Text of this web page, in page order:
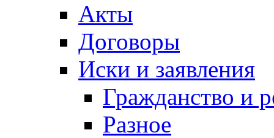
Акты
Договоры
Иски и заявления
Гражданство и
Разное